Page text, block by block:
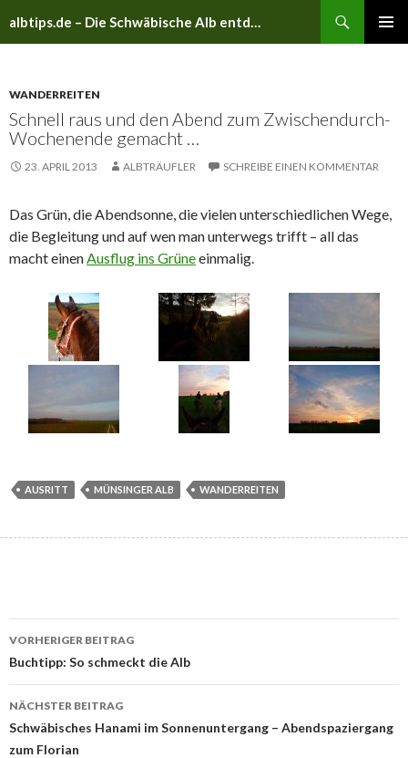
albtips.de – Die Schwäbische Alb entdecken
WANDERREITEN
Schnell raus und den Abend zum Zwischendurch-
Wochenende gemacht …
23. APRIL 2013 ALBTRÄUFLER SCHREIBE EINEN KOMMENTAR
Das Grün, die Abendsonne, die vielen unterschiedlichen Wege,
die Begleitung und auf wen man unterwegs trifft – all das
macht einenAusflug ins Grüneeinmalig.
AUSRITT MÜNSINGER ALB WANDERREITEN
Beitrags-
Navigation
VORHERIGER BEITRAG
Buchtipp: So schmeckt die Alb
NÄCHSTER BEITRAG
Schwäbisches Hanami im Sonnenuntergang – Abendspaziergang
zum Florian